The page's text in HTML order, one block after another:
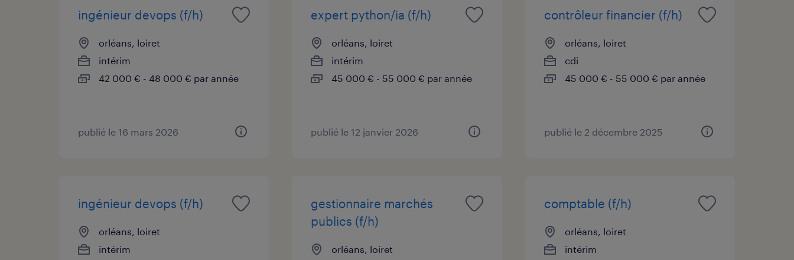
ingénieur devops (f/h)
orléans, loiret
intérim
42 000 € - 48 000 € par année
publié le 16 mars 2026
expert python/ia (f/h)
orléans, loiret
intérim
45 000 € - 55 000 € par année
publié le 12 janvier 2026
contrôleur financier (f/h)
orléans, loiret
cdi
45 000 € - 55 000 € par année
publié le 2 décembre 2025
ingénieur devops (f/h)
orléans, loiret
intérim
gestionnaire marchés
publics (f/h)
orléans, loiret
comptable (f/h)
orléans, loiret
intérim